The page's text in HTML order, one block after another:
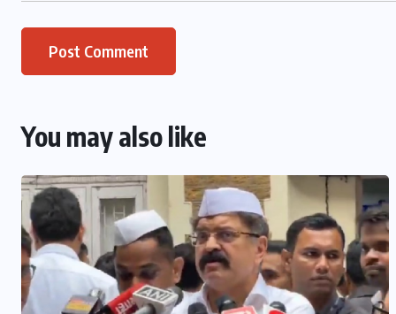
You may also like